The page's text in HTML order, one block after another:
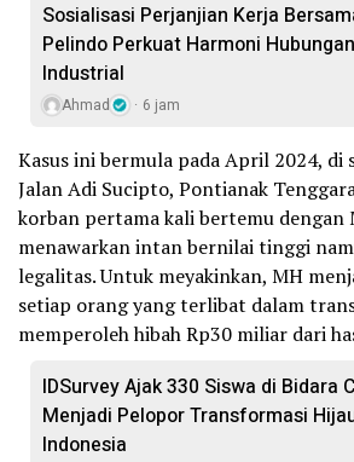
Sosialisasi Perjanjian Kerja
Pelindo Perkuat Harmoni Hubungan
Industrial
Ahmad 6 jam
Kasus ini bermula pada April 2024, di
Jalan Adi Sucipto, Pontianak
korban pertama kali bertemu dengan
menawarkan intan bernilai tinggi
legalitas. Untuk meyakinkan, MH
setiap orang yang terlibat dalam
memperoleh hibah Rp30 miliar dari
IDSurvey Ajak 330 Siswa di Bidara
Menjadi Pelopor Transformasi
Indonesia